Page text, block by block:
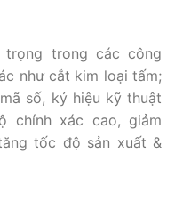
trong các công
như cắt kim loại tấm;
số, ký hiệu kỹ thuật
chính xác cao, giảm
tốc độ sản xuất &